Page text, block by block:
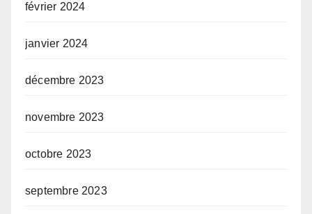
février 2024
janvier 2024
décembre 2023
novembre 2023
octobre 2023
septembre 2023